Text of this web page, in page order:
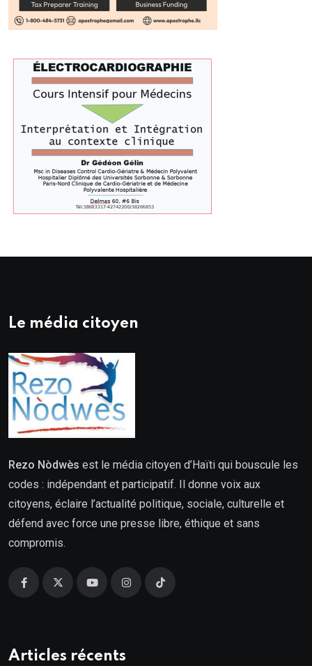
Le média citoyen
Rezo Nòdwès est le média citoyen d’Haïti qui bouscule les
codes : indépendant et participatif. Il donne voix aux
citoyens, éclaire l’actualité politique, sociale, culturelle et
défend avec force une presse libre, éthique et sans
compromis.
Articles récents